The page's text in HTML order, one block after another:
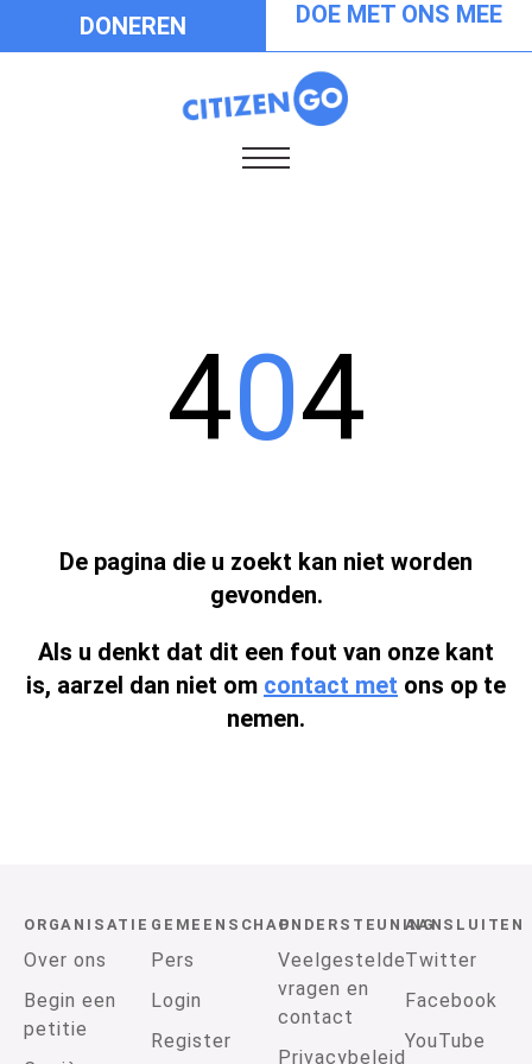
DONEREN DOE MET ONS MEE
404
De pagina die u zoekt kan niet worden
gevonden.
Als u denkt dat dit een fout van onze kant
is, aarzel dan niet om contact met ons op te
nemen.
ORGANISATIE
Over ons
Begin een
petitie
GEMEENSCHAP
Pers
Login
Register
ONDERSTEUNING
Veelgestelde
vragen en
contact
Privacybeleid
AANSLUITEN
Twitter
Facebook
YouTube